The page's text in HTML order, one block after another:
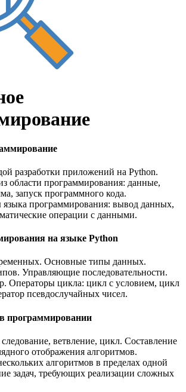
разработки приложений на Python.
области программирования: данные,
запуск программного кода.
программирования: вывод данных,
операции с данными.
на языке Python
Основные типы данных.
Управляющие последовательности.
Операторы цикла: цикл с условием, цикл
псевдослучайных чисел.
программировании
ветвление, цикл. Составление
отображения алгоритмов.
алгоритмов в пределах одной
задач, требующих реализации сложных